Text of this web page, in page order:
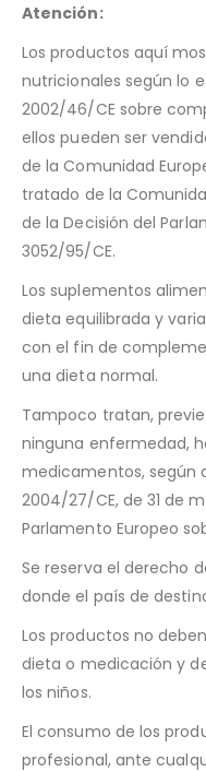
Atención:
Los productos aquí
nutricionales según lo
2002/46/CE sobre
ellos pueden ser
de la Comunidad
tratado de la
de la Decisión del
3052/95/CE.
Los suplementos
dieta equilibrada y
con el fin de
una dieta normal.
Tampoco tratan,
ninguna enfermedad,
medicamentos, según
2004/27/CE, de 31 de
Parlamento Europeo
Se reserva el derecho
donde el país de
Los productos no
dieta o medicación y
los niños.
El consumo de los
profesional, ante